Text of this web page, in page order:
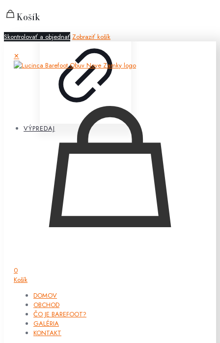
VÝPREDAJ
Košík
Skontrolovať a objednať Zobraziť košík
✕
0
Košík
DOMOV
OBCHOD
ČO JE BAREFOOT?
GALÉRIA
KONTAKT